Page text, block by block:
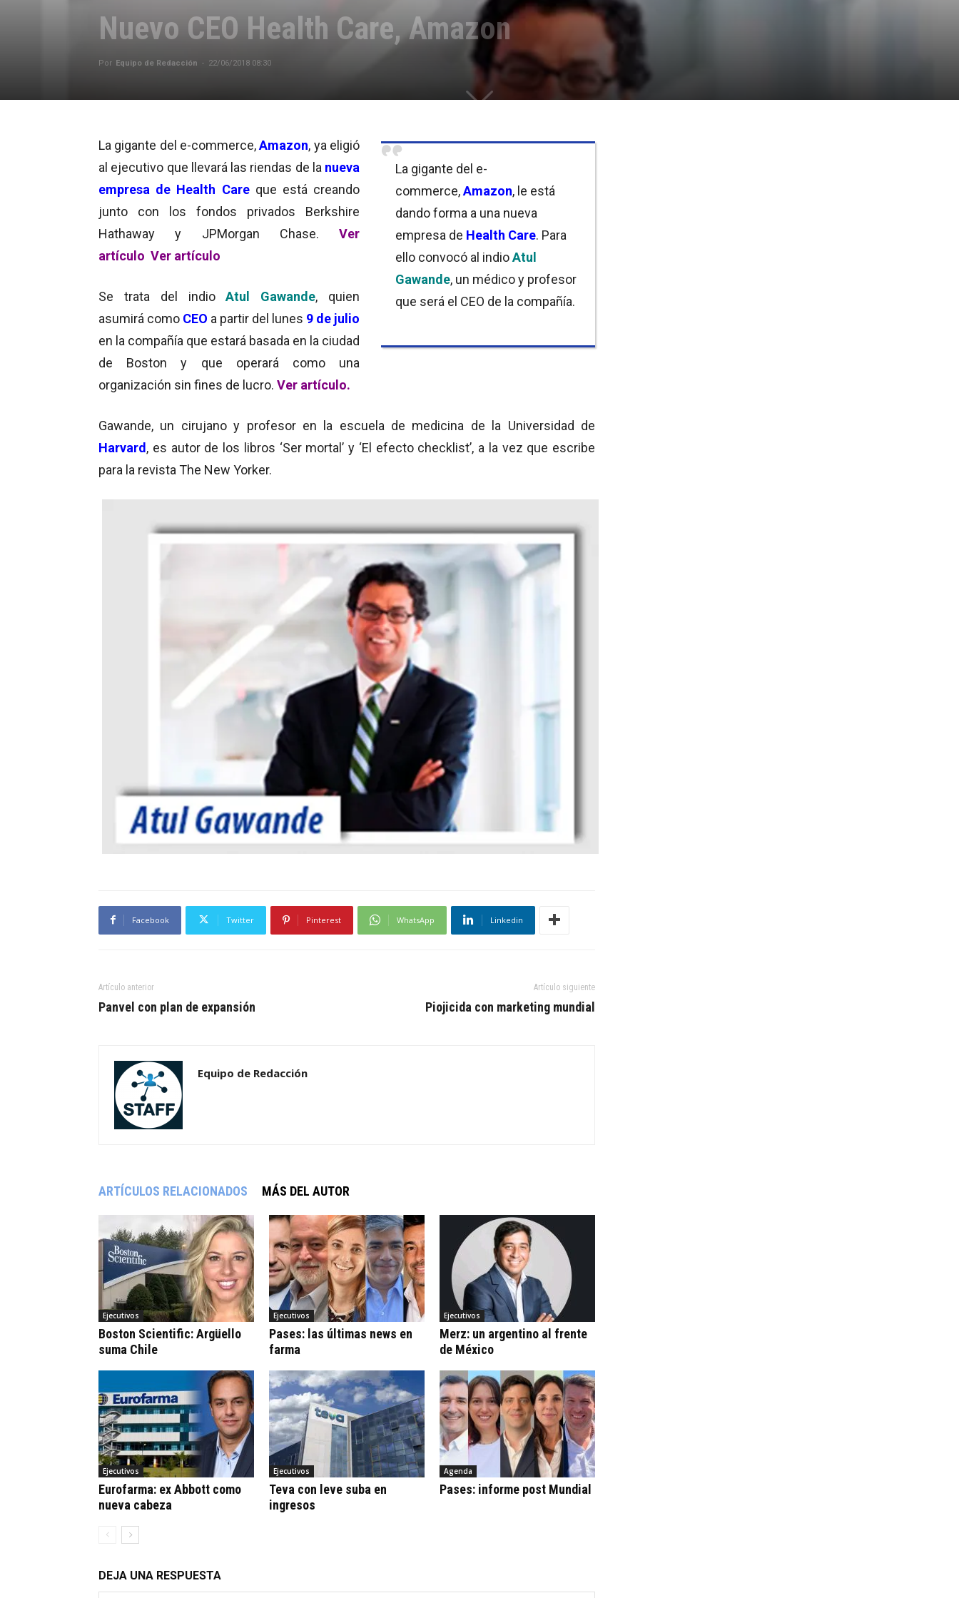
Nuevo CEO Health Care, Amazon
Por Equipo de Redacción - 22/06/2018 08:30
La gigante del e-
commerce,Amazon, le está
dando forma a una nueva
empresa de Health Care. Para
ello convocó al indioAtul
Gawande, un médico y profesor
que será el CEO de la compañía.
La gigante del e-commerce,Amazon, ya eligió
al ejecutivo que llevará las riendas de la nueva
empresa de Health Careque está creando
junto con los fondos privados Berkshire
Hathaway y JPMorgan Chase.
Ver
artículo Ver artículo
Se trata del indioAtul Gawande, quien
asumirá como CEO a partir del lunes 9 de julio
en la compañía que estará basada en la ciudad
de Boston y que operará como una
organización sin fines de lucro. Ver artículo.
Gawande, un cirujano y profesor en la escuela de medicina de la Universidad de
Harvard, es autor de los libros ‘Ser mortal’ y ‘El efecto checklist’, a la vez que escribe
para la revista The New Yorker.
Facebook Twitter Pinterest WhatsApp Linkedin
Artículo anterior
Panvel con plan de expansión
Artículo siguiente
Piojicida con marketing mundial
Equipo de Redacción
ARTÍCULOS RELACIONADOS MÁS DEL AUTOR
Ejecutivos
Boston Scientific: Argüello
suma Chile
Ejecutivos
Pases: las últimas news en
farma
Ejecutivos
Merz: un argentino al frente
de México
Ejecutivos
Eurofarma: ex Abbott como
nueva cabeza
Ejecutivos
Teva con leve suba en
ingresos
Agenda
Pases: informe post Mundial
DEJA UNA RESPUESTA